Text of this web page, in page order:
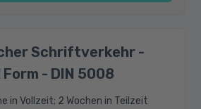
Schriftverkehr -
- DIN 5008
in Vollzeit; 2 Wochen in Teilzeit